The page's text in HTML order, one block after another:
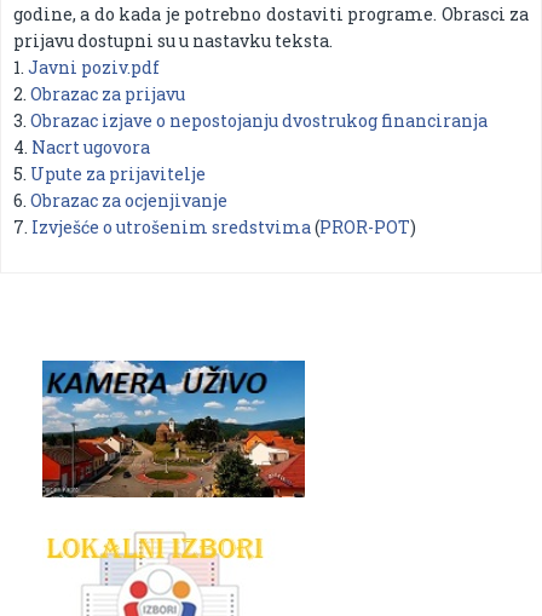
godine, a do kada je potrebno dostaviti programe. Obrasci za
prijavu dostupni su u nastavku teksta.
1. Javni poziv.pdf
2. Obrazac za prijavu
3. Obrazac izjave o nepostojanju dvostrukog financiranja
4. Nacrt ugovora
5. Upute za prijavitelje
6. Obrazac za ocjenjivanje
7. Izvješće o utrošenim sredstvima (PROR-POT)